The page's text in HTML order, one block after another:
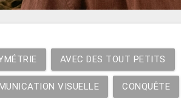
AVEC DES TOUT PETITS
VISUELLE CONQUÊTE